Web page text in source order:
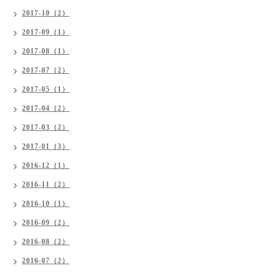
2017-10（2）
2017-09（1）
2017-08（1）
2017-07（2）
2017-05（1）
2017-04（2）
2017-03（2）
2017-01（3）
2016-12（1）
2016-11（2）
2016-10（1）
2016-09（2）
2016-08（2）
2016-07（2）